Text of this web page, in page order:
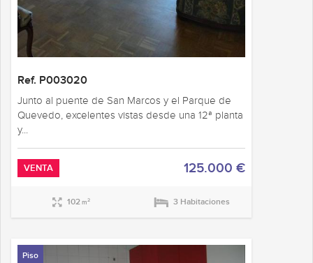
Ref. P003020
Junto al puente de San Marcos y el Parque de
Quevedo, excelentes vistas desde una 12ª planta
y...
VENTA 125.000 €
102m2 3 Habitaciones
Piso